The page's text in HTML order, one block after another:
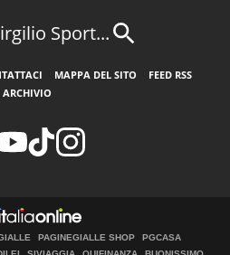
Sport...
MAPPA DEL SITO
FEED RSS
ARCHIVIO
PAGINEGIALLE SHOP
PGCASA